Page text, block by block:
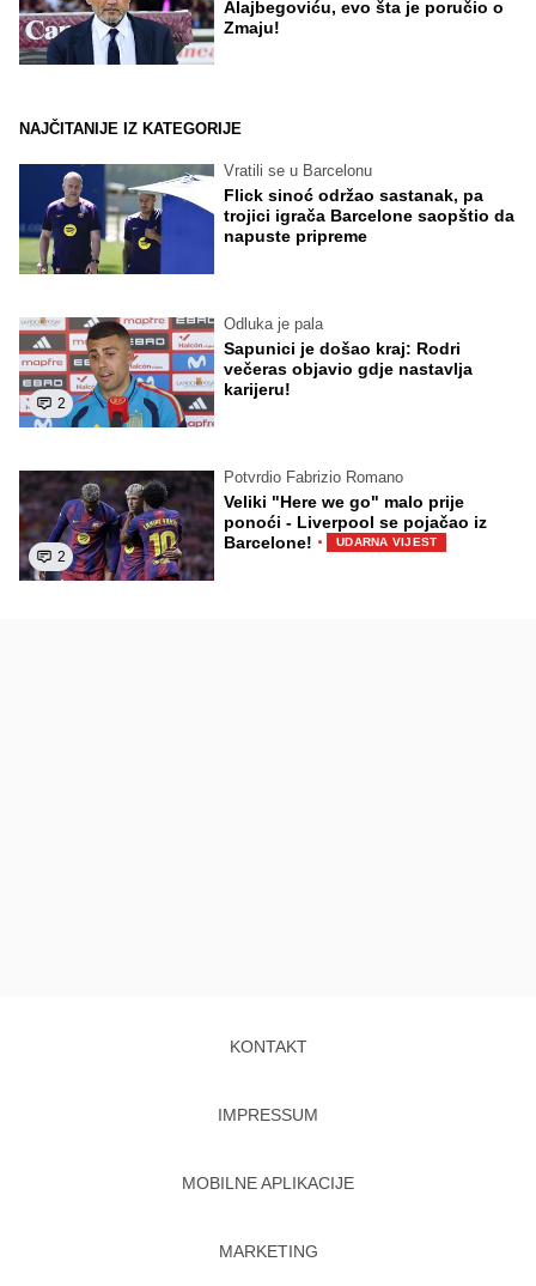
Alajbegoviću, evo šta je poručio o
Zmaju!
NAJČITANIJE IZ KATEGORIJE
Vratili se u Barcelonu
Flick sinoć održao sastanak, pa
trojici igrača Barcelone saopštio da
napuste pripreme
2
Odluka je pala
Sapunici je došao kraj: Rodri
večeras objavio gdje nastavlja
karijeru!
2
Potvrdio Fabrizio Romano
Veliki "Here we go" malo prije
ponoći - Liverpool se pojačao iz
Barcelone! · UDARNA VIJEST
KONTAKT
IMPRESSUM
MOBILNE APLIKACIJE
MARKETING